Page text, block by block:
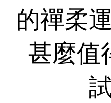
的禪柔
甚麼值